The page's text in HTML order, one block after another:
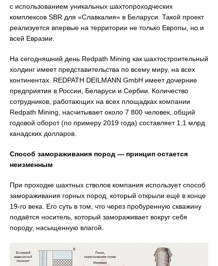
с использованием уникальных шахтопроходческих
комплексов SBR для «Славкалия» в Беларуси. Такой проект
реализуется впервые на территории не только Европы, но и
всей Евразии.
На сегодняшний день Redpath Mining как шахтостроительный
холдинг имеет представительства по всему миру, на всех
континентах. REDPATH DEILMANN GmbH имеет дочерние
предприятия в России, Беларуси и Сербии. Количество
сотрудников, работающих на всех площадках компании
Redpath Mining, насчитывает около 7 800 человек, общий
годовой оборот (по примеру 2019 года) составляет 1,1 млрд
канадских долларов.
Способ замораживания пород — принцип остается
неизменным
При проходке шахтных стволов компания использует способ
замораживания горных пород, который открыли ещё в конце
19-го века. Его суть в том, что через пробуренную скважину
подаётся носитель, который замораживает вокруг себя
породу, насыщенную влагой.